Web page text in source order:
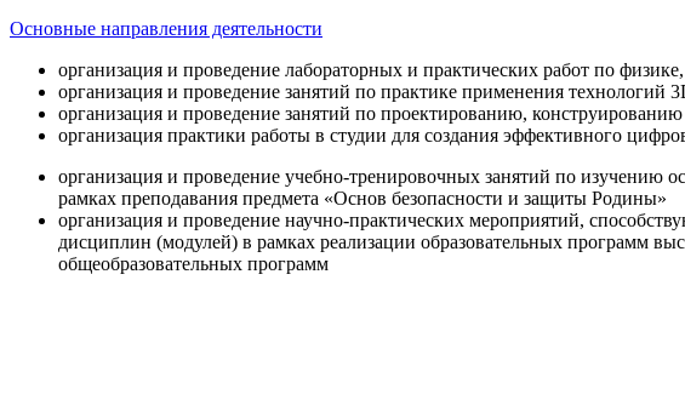
Основные направления деятельности
организация и проведение лабораторных и практических работ по
организация и проведение занятий по практике применения
организация и проведение занятий по проектированию,
организация практики работы в студии для создания эффективного
организация и проведение учебно-тренировочных занятий по изучению
рамках преподавания предмета «Основ безопасности и защиты Родины»
организация и проведение научно-практических мероприятий,
дисциплин (модулей) в рамках реализации образовательных программ
общеобразовательных программ